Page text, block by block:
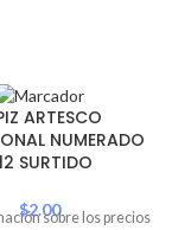
ARTESCO
NUMERADO
SURTIDO
$2.00sobre los precios